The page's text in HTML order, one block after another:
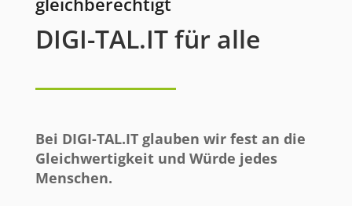
DIGI-TAL.IT für alle
Bei DIGI-TAL.IT glauben wir fest an die
Gleichwertigkeit und Würde jedes
Menschen.